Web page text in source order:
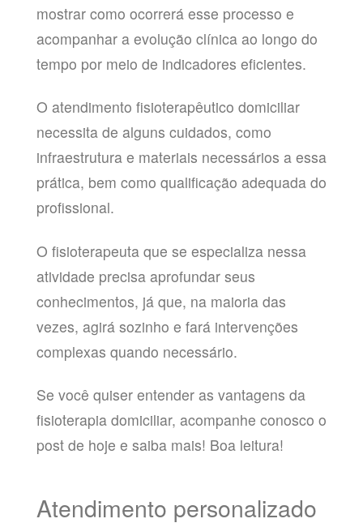
mostrar como ocorrerá esse processo e
acompanhar a evolução clínica ao longo do
tempo por meio de indicadores eficientes.
O atendimento fisioterapêutico domiciliar
necessita de alguns cuidados, como
infraestrutura e materiais necessários a essa
prática, bem como qualificação adequada do
profissional.
O fisioterapeuta que se especializa nessa
atividade precisa aprofundar seus
conhecimentos, já que, na maioria das
vezes, agirá sozinho e fará intervenções
complexas quando necessário.
Se você quiser entender as vantagens da
fisioterapia domiciliar, acompanhe conosco o
post de hoje e saiba mais! Boa leitura!
Atendimento personalizado